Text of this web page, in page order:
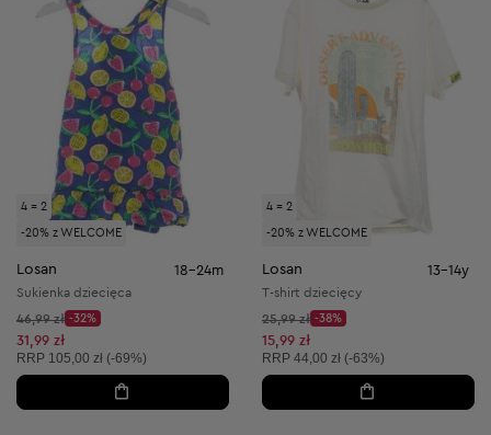
4 = 2
-20% z WELCOME
Losan 18-24m
Sukienka dziecięca
Cena początkowa:
46,99 zł
Discount Price:
-32%
Obniżona cena:
31,99 zł
Cena sugerowana:
RRP 105,00 zł (-69%)
4 = 2
-20% z WELCOME
Losan 13-14y
T-shirt dziecięcy
Cena początkowa:
25,99 zł
Discount Price:
-38%
Obniżona cena:
15,99 zł
Cena sugerowana:
RRP 44,00 zł (-63%)